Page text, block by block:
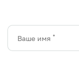
Ваше имя *